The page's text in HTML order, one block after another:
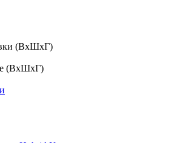
(ВхШхГ)
(ВхШхГ)